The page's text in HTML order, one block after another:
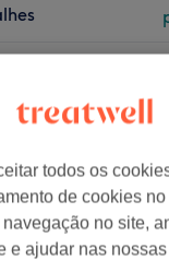
15 mins
todos os
de cookies
no site,
e ajudar nas